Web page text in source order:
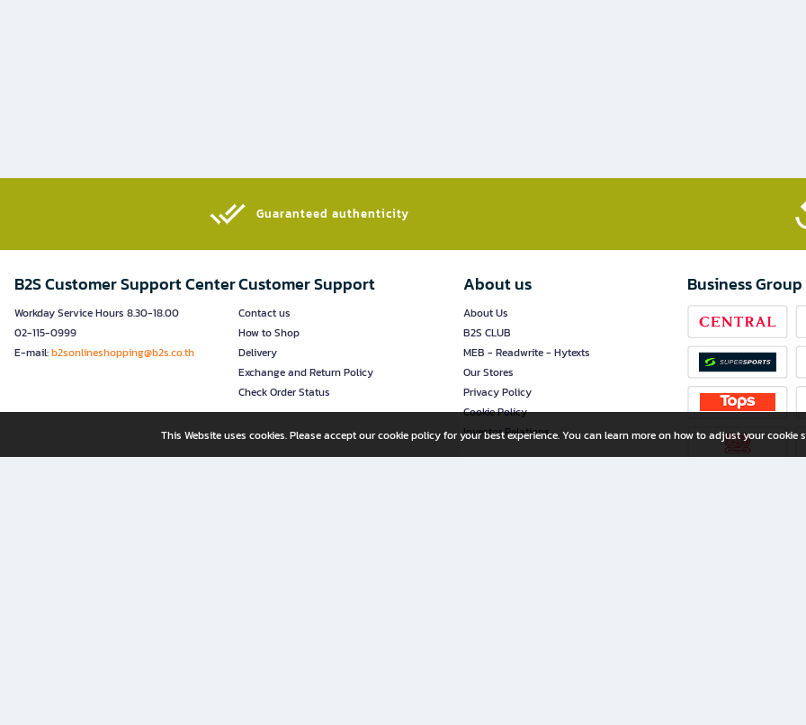
Guaranteed authenticity​
B2S Customer Support Center
Workday Service Hours 8.30-18.00
02-115-0999
E-mail:b2sonlineshopping@b2s.co.th
Customer Support
Contact us
How to Shop
Delivery
Exchange and Return Policy
Check Order Status
About us
About Us
B2S CLUB
MEB - Readwrite - Hytexts
Our Stores
Privacy Policy
Cookie Policy
Investor Relations
Business Group
This Website uses cookies. Please accept our cookie policy for your best experience. You can learn more on how to adjust your cookie